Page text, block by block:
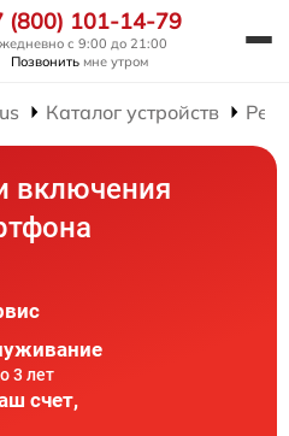
(800) 101-14-79
с 9:00 до 21:00
Позвонить мне утром
Каталог устройств
включения
3 лет
счет,